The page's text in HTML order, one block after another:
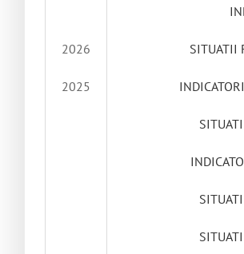
2026
2025
SITUATII